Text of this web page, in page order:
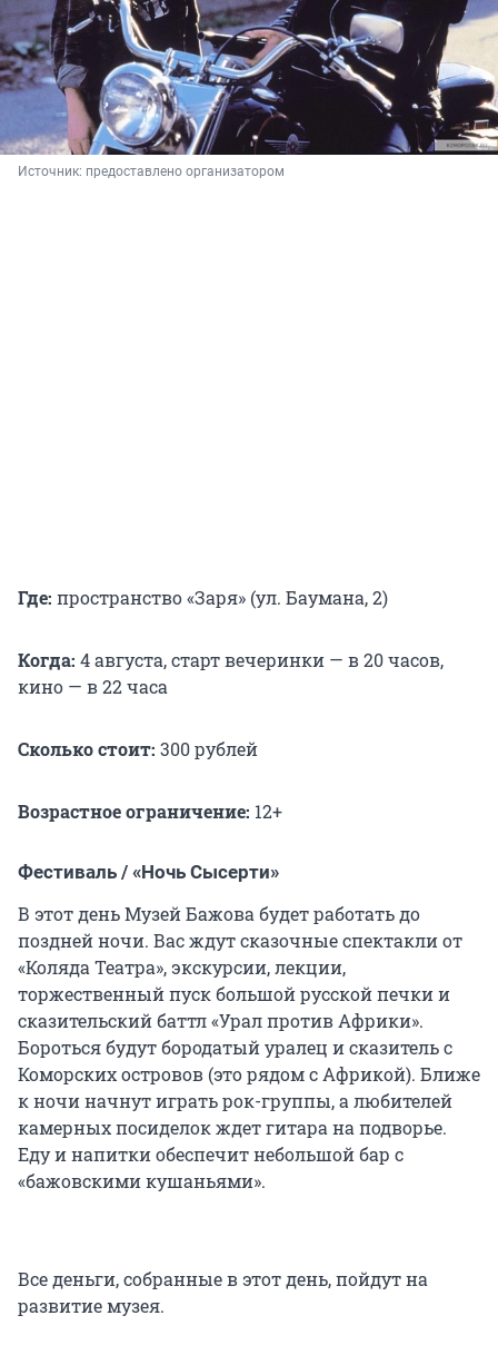
Источник: предоставлено организатором
Где: пространство «Заря» (ул. Баумана, 2)
Когда: 4 августа, старт вечеринки — в 20 часов,
кино — в 22 часа
Сколько стоит: 300 рублей
Возрастное ограничение: 12+
Фестиваль / «Ночь Сысерти»
В этот день Музей Бажова будет работать до
поздней ночи. Вас ждут сказочные спектакли от
«Коляда Театра», экскурсии, лекции,
торжественный пуск большой русской печки и
сказительский баттл «Урал против Африки».
Бороться будут бородатый уралец и сказитель с
Коморских островов (это рядом с Африкой). Ближе
к ночи начнут играть рок-группы, а любителей
камерных посиделок ждет гитара на подворье.
Еду и напитки обеспечит небольшой бар с
«бажовскими кушаньями».
Все деньги, собранные в этот день, пойдут на
развитие музея.